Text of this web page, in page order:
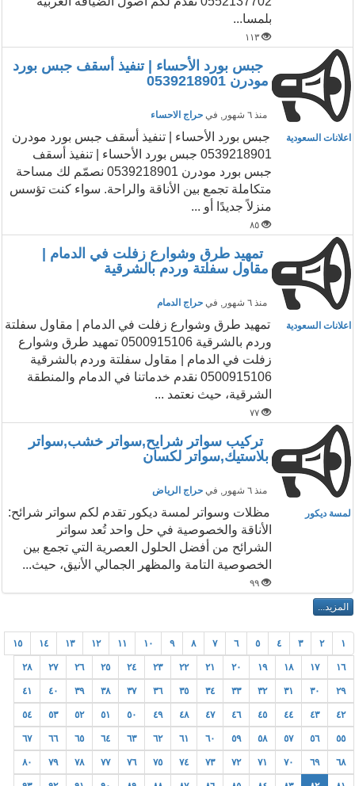
بلمسا...
١١٣
جبس بورد الأحساء | تنفيذ أسقف جبس بورد
مودرن 0539218901
منذ ٦ شهور , في حراج الاحساء
اعلانات السعودية
جبس بورد الأحساء | تنفيذ أسقف جبس بورد مودرن
0539218901 جبس بورد الأحساء | تنفيذ أسقف
جبس بورد مودرن 0539218901 نصمّم لك مساحة
متكاملة تجمع بين الأناقة والراحة. سواء كنت تؤسس
منزلاً جديدًا أو ...
٨٥
تمهيد طرق وشوارع زفلت في الدمام |
مقاول سفلتة وردم بالشرقية
منذ ٦ شهور , في حراج الدمام
اعلانات السعودية
تمهيد طرق وشوارع زفلت في الدمام | مقاول سفلتة
وردم بالشرقية 0500915106 تمهيد طرق وشوارع
زفلت في الدمام | مقاول سفلتة وردم بالشرقية
0500915106 نقدم خدماتنا في الدمام والمنطقة
الشرقية، حيث نعتمد ...
٧٧
تركيب سواتر شرايح,سواتر خشب,سواتر
بلاستيك,سواتر لكسان
منذ ٦ شهور , في حراج الرياض
لمسة ديكور
مظلات وسواتر لمسة ديكور تقدم لكم سواتر شرائح:
الأناقة والخصوصية في حل واحد تُعد سواتر
الشرائح من أفضل الحلول العصرية التي تجمع بين
الخصوصية التامة والمظهر الجمالي الأنيق، حيث...
٩٩
١ ٢ ٣ ٤ ٥ ٦ ٧ ٨ ٩ ١٠ ١١ ١٢ ١٣ ١٤ ١٥
١٦ ١٧ ١٨ ١٩ ٢٠ ٢١ ٢٢ ٢٣ ٢٤ ٢٥ ٢٦ ٢٧ ٢٨
٢٩ ٣٠ ٣١ ٣٢ ٣٣ ٣٤ ٣٥ ٣٦ ٣٧ ٣٨ ٣٩ ٤٠ ٤١
٤٢ ٤٣ ٤٤ ٤٥ ٤٦ ٤٧ ٤٨ ٤٩ ٥٠ ٥١ ٥٢ ٥٣ ٥٤
٥٥ ٥٦ ٥٧ ٥٨ ٥٩ ٦٠ ٦١ ٦٢ ٦٣ ٦٤ ٦٥ ٦٦ ٦٧
٦٨ ٦٩ ٧٠ ٧١ ٧٢ ٧٣ ٧٤ ٧٥ ٧٦ ٧٧ ٧٨ ٧٩ ٨٠